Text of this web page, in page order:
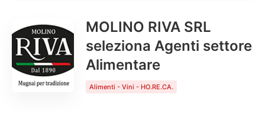
MOLINO RIVA SRL
seleziona Agenti settore
Alimentare
Alimenti - Vini - HO.RE.CA.